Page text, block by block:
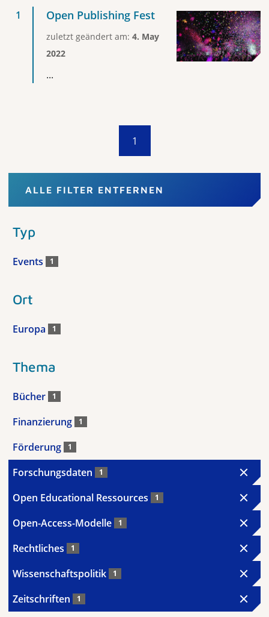
Open Publishing Fest
zuletzt geändert am: 4. May
2022
...
1
ALLE FILTER ENTFERNEN
Typ
Events 1
Ort
Europa 1
Thema
Bücher 1
Finanzierung 1
Förderung 1
Forschungsdaten 1
Open Educational Ressources 1
Open-Access-Modelle 1
Rechtliches 1
Wissenschaftspolitik 1
Zeitschriften 1